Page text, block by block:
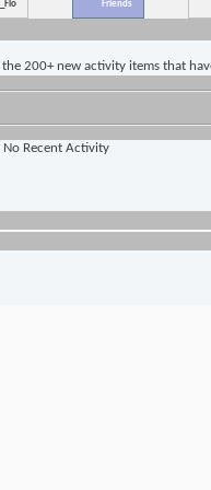
Friends
200+ new activity items that
No Recent Activity